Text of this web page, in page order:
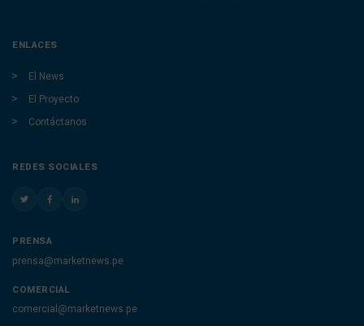
ENLACES
El News
El Proyecto
Contáctanos
REDES SOCIALES
PRENSA
prensa@marketnews.pe
COMERCIAL
comercial@marketnews.pe